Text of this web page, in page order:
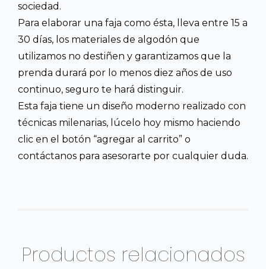
sociedad.
Para elaborar una faja como ésta, lleva entre 15 a
30 días, los materiales de algodón que
utilizamos no destiñen y garantizamos que la
prenda durará por lo menos diez años de uso
continuo, seguro te hará distinguir.
Esta faja tiene un diseño moderno realizado con
técnicas milenarias, lúcelo hoy mismo haciendo
clic en el botón “agregar al carrito” o
contáctanos para asesorarte por cualquier duda.
Productos relacionados